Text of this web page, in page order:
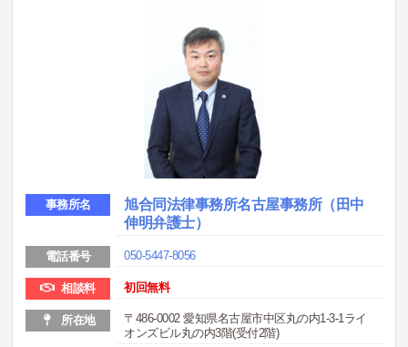
事務所名
旭合同法律事務所名古屋事務所（田中
伸明弁護士）
電話番号 050-5447-8056
相談料 初回無料
所在地
〒486-0002 愛知県名古屋市中区丸の内1-3-1ライ
オンズビル丸の内3階(受付2階)